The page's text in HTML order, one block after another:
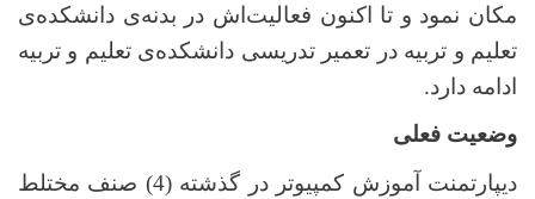
مکان نمود و تا اکنون فعالیت‌اش در بدنه‌ی دانشکده‌ی
تعلیم و تربیه در تعمیر تدریسی دانشکده‌ی تعلیم و تربیه
ادامه دارد.
وضعیت فعلی
دیپارتمنت آموزش کمپیوتر در گذشته (4) صنف مختلط